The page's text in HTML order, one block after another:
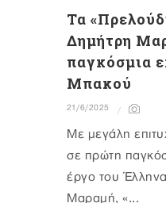
Τα
Δημήτρη
παγκόσμια
Μπακού
21/6/2025
Mε μεγάλη
σε πρώτη
έργο του
Μαραμή, «...